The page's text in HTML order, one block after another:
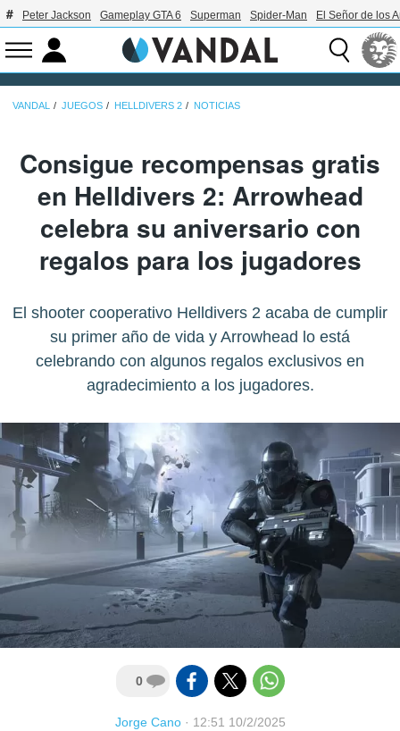
Peter Jackson Gameplay GTA 6 Superman Spider-Man El Señor de los
VANDAL JUEGOS HELLDIVERS 2 NOTICIAS
Consigue recompensas gratis
en Helldivers 2: Arrowhead
celebra su aniversario con
regalos para los jugadores
El shooter cooperativo Helldivers 2 acaba de cumplir
su primer año de vida y Arrowhead lo está
celebrando con algunos regalos exclusivos en
agradecimiento a los jugadores.
0
Jorge Cano· 12:51 10/2/2025